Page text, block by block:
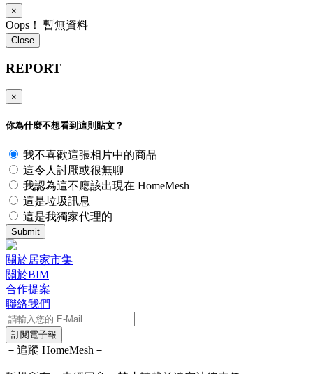
×
Oops！ 暫無資料
Close
REPORT
×
你為什麼不想看到這則貼文？
我不喜歡這張相片中的商品
這令人討厭或很無聊
我認為這不應該出現在 HomeMesh
這是垃圾訊息
這是我獨家代理的
Submit
關於居家市集
關於BIM
合作提案
聯絡我們
訂閱電子報
－追蹤 HomeMesh－